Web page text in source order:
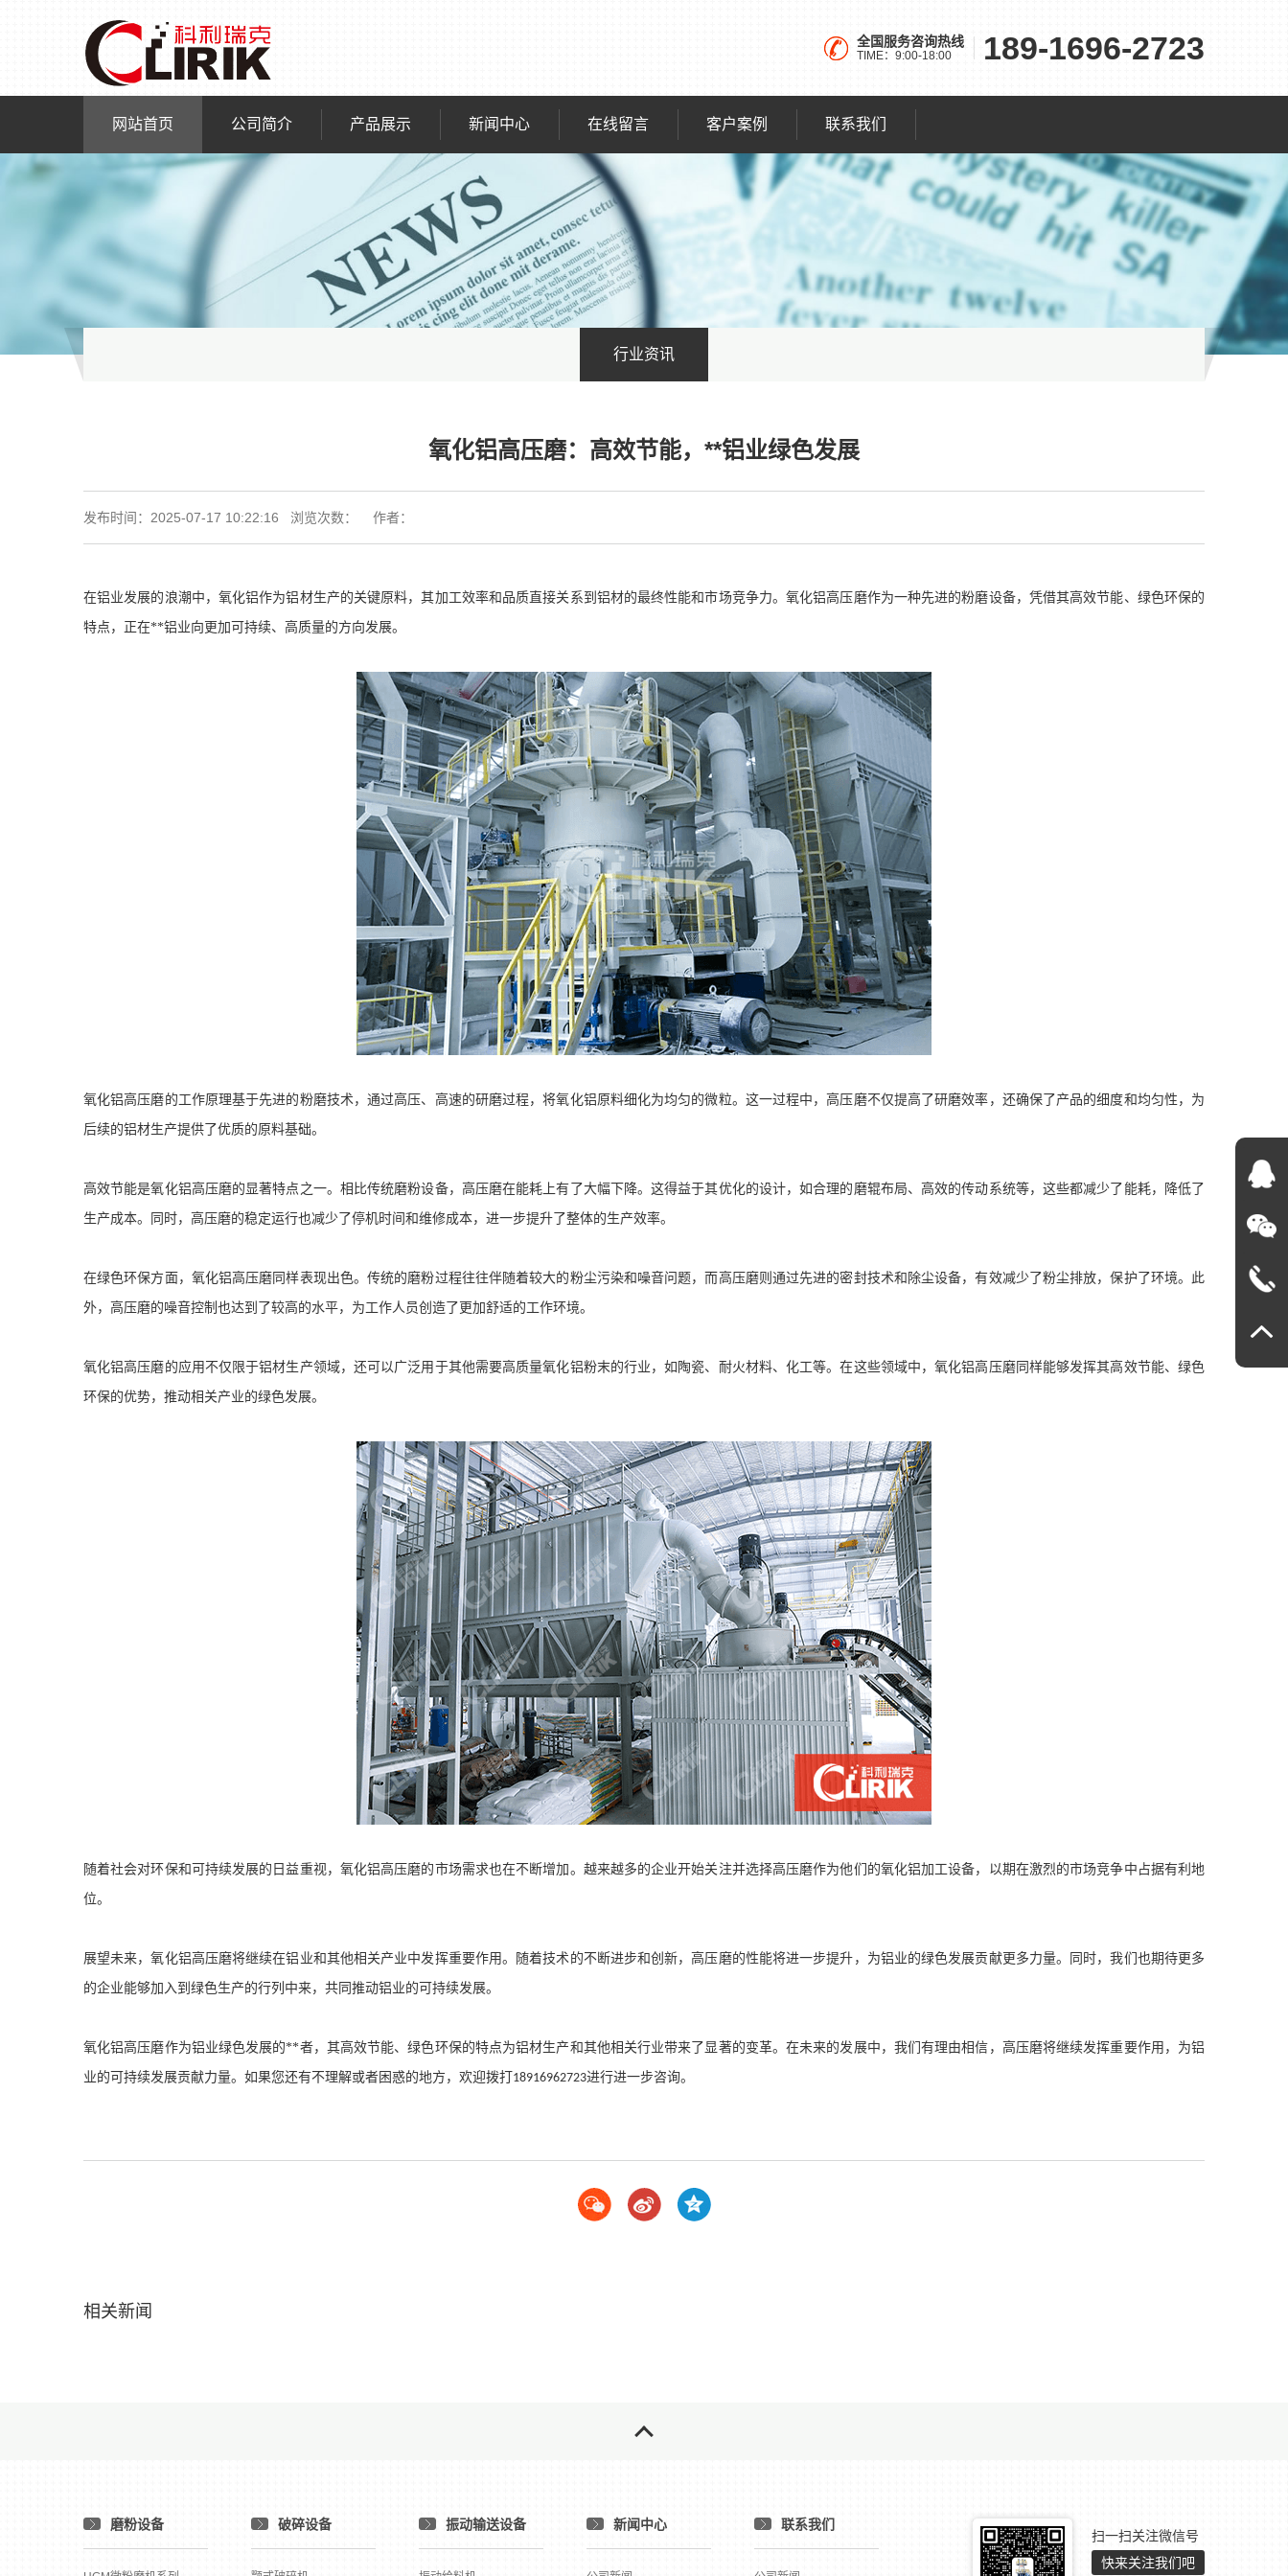
全国服务咨询热线
TIME：9:00-18:00 189-1696-2723
网站首页 公司简介 产品展示 新闻中心 在线留言 客户案例 联系我们
行业资讯
氧化铝高压磨：高效节能，**铝业绿色发展
发布时间：2025-07-17 10:22:16 浏览次数： 作者：
在铝业发展的浪潮中，氧化铝作为铝材生产的关键原料，其加工效率和品质直接关系到铝材的最终性能和市场竞争力。氧化铝高压磨作为一种先进的粉磨设备，凭借其高效节能、绿色环保的
特点，正在**铝业向更加可持续、高质量的方向发展。
氧化铝高压磨的工作原理基于先进的粉磨技术，通过高压、高速的研磨过程，将氧化铝原料细化为均匀的微粒。这一过程中，高压磨不仅提高了研磨效率，还确保了产品的细度和均匀性，为
后续的铝材生产提供了优质的原料基础。
高效节能是氧化铝高压磨的显著特点之一。相比传统磨粉设备，高压磨在能耗上有了大幅下降。这得益于其优化的设计，如合理的磨辊布局、高效的传动系统等，这些都减少了能耗，降低了
生产成本。同时，高压磨的稳定运行也减少了停机时间和维修成本，进一步提升了整体的生产效率。
在绿色环保方面，氧化铝高压磨同样表现出色。传统的磨粉过程往往伴随着较大的粉尘污染和噪音问题，而高压磨则通过先进的密封技术和除尘设备，有效减少了粉尘排放，保护了环境。此
外，高压磨的噪音控制也达到了较高的水平，为工作人员创造了更加舒适的工作环境。
氧化铝高压磨的应用不仅限于铝材生产领域，还可以广泛用于其他需要高质量氧化铝粉末的行业，如陶瓷、耐火材料、化工等。在这些领域中，氧化铝高压磨同样能够发挥其高效节能、绿色
环保的优势，推动相关产业的绿色发展。
随着社会对环保和可持续发展的日益重视，氧化铝高压磨的市场需求也在不断增加。越来越多的企业开始关注并选择高压磨作为他们的氧化铝加工设备，以期在激烈的市场竞争中占据有利地
位。
展望未来，氧化铝高压磨将继续在铝业和其他相关产业中发挥重要作用。随着技术的不断进步和创新，高压磨的性能将进一步提升，为铝业的绿色发展贡献更多力量。同时，我们也期待更多
的企业能够加入到绿色生产的行列中来，共同推动铝业的可持续发展。
氧化铝高压磨作为铝业绿色发展的**者，其高效节能、绿色环保的特点为铝材生产和其他相关行业带来了显著的变革。在未来的发展中，我们有理由相信，高压磨将继续发挥重要作用，为铝
业的可持续发展贡献力量。如果您还有不理解或者困惑的地方，欢迎拨打 18916962723进行进一步咨询。
相关新闻
磨粉设备 破碎设备 振动输送设备 新闻中心 联系我们
扫一扫关注微信号
快来关注我们吧